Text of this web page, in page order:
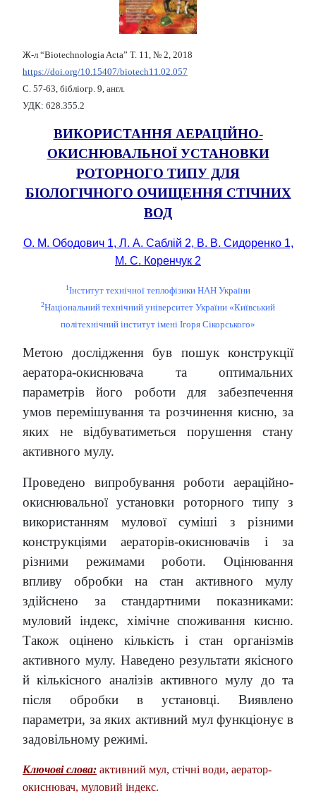
Ж-л “Biotechnologia Acta” Т. 11, № 2, 2018
https://doi.org/10.15407/biotech11.02.057
С. 57-63, бібліогр. 9, англ.
УДК: 628.355.2
ВИКОРИСТАННЯ АЕРАЦІЙНО-
ОКИСНЮВАЛЬНОЇ УСТАНОВКИ
РОТОРНОГО ТИПУ ДЛЯ
БІОЛОГІЧНОГО ОЧИЩЕННЯ СТІЧНИХ
ВОД
О. М. Ободович 1, Л. А. Саблій 2, В. В. Сидоренко 1,
М. С. Коренчук 2
1Інститут технічної теплофізики НАН України
2Національний технічний університет України «Київський
політехнічний інститут імені Ігоря Сікорського»
Метою дослідження був пошук конструкції
аератора-окиснювача та оптимальних
параметрів його роботи для забезпечення
умов перемішування та розчинення кисню, за
яких не відбуватиметься порушення стану
активного мулу.
Проведено випробування роботи аераційно-
окиснювальної установки роторного типу з
використанням мулової суміші з різними
конструкціями аераторів-окиснювачів і за
різними режимами роботи. Оцінювання
впливу обробки на стан активного мулу
здійснено за стандартними показниками:
муловий індекс, хімічне споживання кисню.
Також оцінено кількість і стан організмів
активного мулу. Наведено результати якісного
й кількісного аналізів активного мулу до та
після обробки в установці. Виявлено
параметри, за яких активний мул функціонує в
задовільному режимі.
Ключові слова: активний мул, стічні води, аератор-
окиснювач, муловий індекс.